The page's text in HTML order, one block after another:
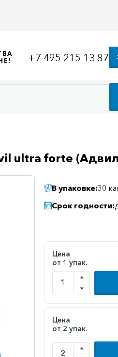
+7 495 215 13 87
ultra forte
В упаковке:30
Срок годности:
Цена
от 1 упак.
Цена
от 2 упак.